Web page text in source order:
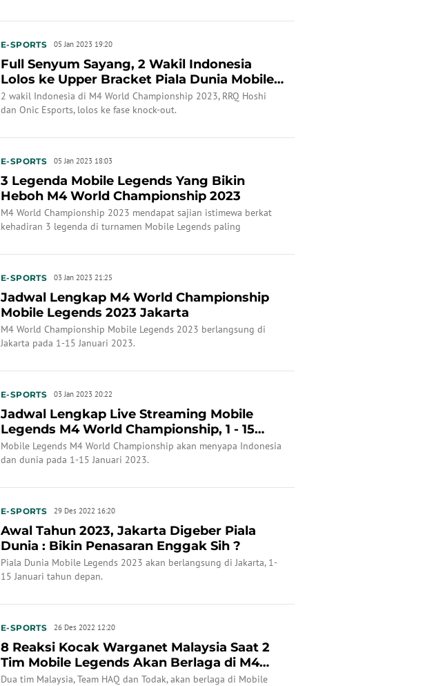
E-SPORTS 05 Jan 2023 19:20
Full Senyum Sayang, 2 Wakil Indonesia
Lolos ke Upper Bracket Piala Dunia Mobile
Legends
2 wakil Indonesia di M4 World Championship 2023, RRQ Hoshi
dan Onic Esports, lolos ke fase knock-out.
E-SPORTS 05 Jan 2023 18:03
3 Legenda Mobile Legends Yang Bikin
Heboh M4 World Championship 2023
M4 World Championship 2023 mendapat sajian istimewa berkat
kehadiran 3 legenda di turnamen Mobile Legends paling
E-SPORTS 03 Jan 2023 21:25
Jadwal Lengkap M4 World Championship
Mobile Legends 2023 Jakarta
M4 World Championship Mobile Legends 2023 berlangsung di
Jakarta pada 1-15 Januari 2023.
E-SPORTS 03 Jan 2023 20:22
Jadwal Lengkap Live Streaming Mobile
Legends M4 World Championship, 1 - 15
Januari 2023
Mobile Legends M4 World Championship akan menyapa Indonesia
dan dunia pada 1-15 Januari 2023.
E-SPORTS 29 Des 2022 16:20
Awal Tahun 2023, Jakarta Digeber Piala
Dunia : Bikin Penasaran Enggak Sih ?
Piala Dunia Mobile Legends 2023 akan berlangsung di Jakarta, 1-
15 Januari tahun depan.
E-SPORTS 26 Des 2022 12:20
8 Reaksi Kocak Warganet Malaysia Saat 2
Tim Mobile Legends Akan Berlaga di M4
World Champi...
Dua tim Malaysia, Team HAQ dan Todak, akan berlaga di Mobile